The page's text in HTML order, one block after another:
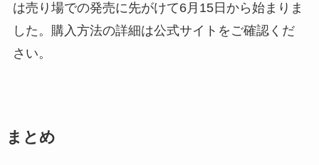
は売り場での発売に先がけて6月15日から始まりま
した。購入方法の詳細は公式サイトをご確認くだ
さい。
まとめ